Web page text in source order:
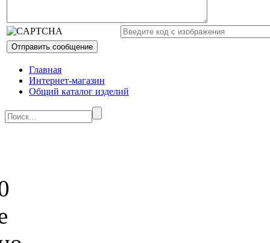
Главная
Интернет-магазин
Общий каталог изделий